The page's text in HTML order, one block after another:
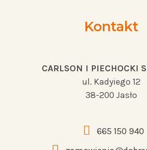
Kontakt
CARLSON I PIECHOCKI
ul. Kadyiego 12
38-200 Jasło
665 150 940